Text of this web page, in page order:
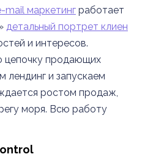
mail маркетингработает
детальный портрет клиен
и интересов.
цепочку продающих
лендинг и запускаем
ростом продаж,
моря. Всю работу